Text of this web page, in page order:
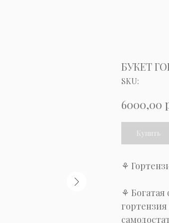
БУКЕТ
SKU:
6000,00
Купить
⚘
⚘ Богатая